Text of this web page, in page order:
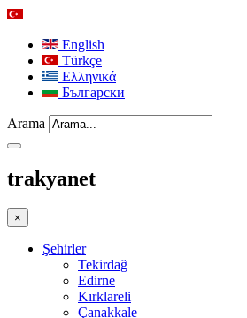
English
Türkçe
Ελληνικά
Български
Arama
trakyanet
×
Şehirler
Tekirdağ
Edirne
Kırklareli
Çanakkale